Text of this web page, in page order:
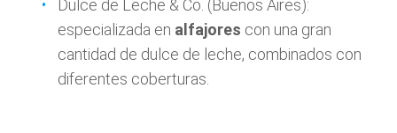
Dulce de Leche & Co. (Buenos Aires):
especializada en alfajores con una gran
cantidad de dulce de leche, combinados con
diferentes coberturas.